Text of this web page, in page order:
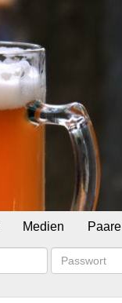
Medien Paare
Passwort